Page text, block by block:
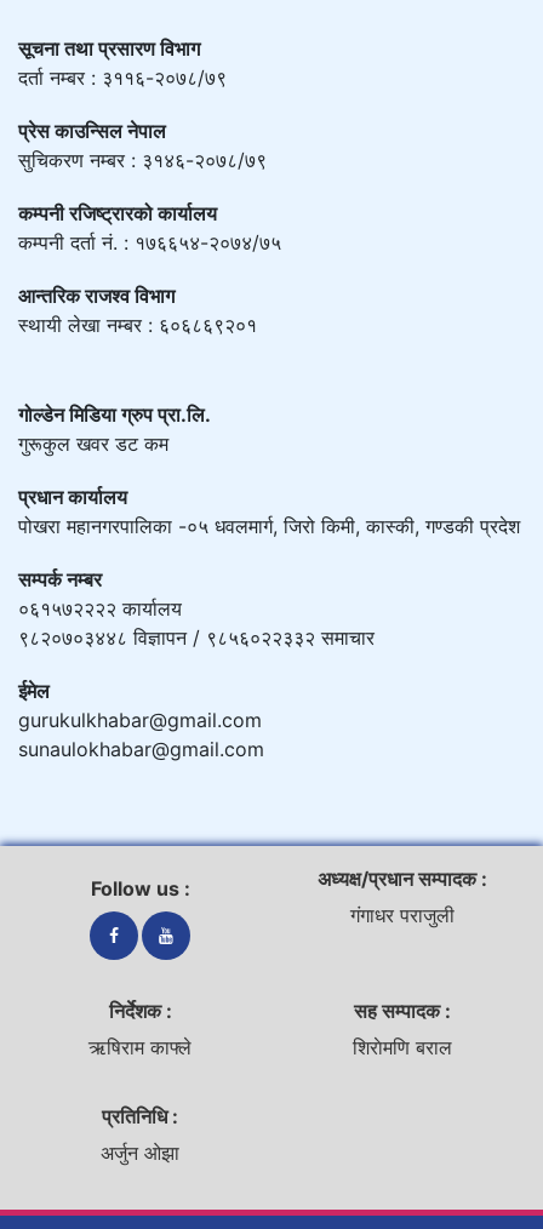
सूचना तथा प्रसारण विभाग
दर्ता नम्बर : ३११६-२०७८/७९
प्रेस काउन्सिल नेपाल
सुचिकरण नम्बर : ३१४६-२०७८/७९
कम्पनी रजिष्ट्रारको कार्यालय
कम्पनी दर्ता नं. : १७६६५४-२०७४/७५
आन्तरिक राजश्व विभाग
स्थायी लेखा नम्बर : ६०६८६९२०१
गोल्डेन मिडिया ग्रुप प्रा.लि.
गुरूकुल खवर डट कम
प्रधान कार्यालय
पोखरा महानगरपालिका -०५ धवलमार्ग, जिरो किमी, कास्की, गण्डकी प्रदेश
सम्पर्क नम्बर
०६१५७२२२२ कार्यालय
९८२०७०३४४८ विज्ञापन / ९८५६०२२३३२ समाचार
ईमेल
gurukulkhabar@gmail.com
sunaulokhabar@gmail.com
Follow us :
अध्यक्ष/प्रधान सम्पादक :
गंगाधर पराजुली
निर्देशक :
ऋषिराम काफ्ले
सह सम्पादक :
शिराेमणि बराल
प्रतिनिधि :
अर्जुन ओझा